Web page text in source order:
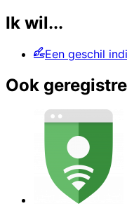
Ik wil...
Een geschil
Ook